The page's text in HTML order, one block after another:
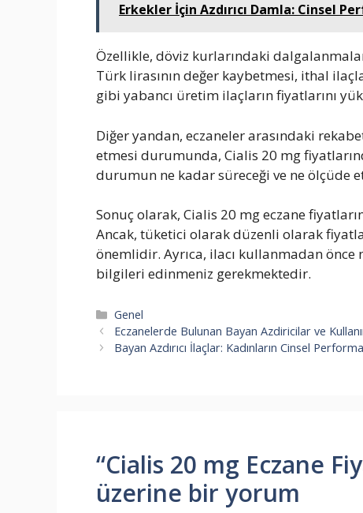
Erkekler İçin Azdırıcı Damla: Cinsel
Özellikle, döviz kurlarındaki
Türk lirasının değer kaybetmesi, ithal
gibi yabancı üretim ilaçların fiyatlarını
Diğer yandan, eczaneler arasındaki
etmesi durumunda, Cialis 20 mg
durumun ne kadar süreceği ve ne ölçüde
Sonuç olarak, Cialis 20 mg eczane
Ancak, tüketici olarak düzenli olarak
önemlidir. Ayrıca, ilacı kullanmadan
bilgileri edinmeniz gerekmektedir.
Kategoriler
Genel
Eczanelerde Bulunan Bayan Azdiricilar ve
Bayan Azdırıcı İlaçlar: Kadınların Cinsel
“Cialis 20 mg Eczane
üzerine bir yorum